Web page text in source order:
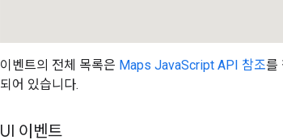
이벤트의 전체 목록은 Maps JavaScript API 참조를
되어 있습니다.
UI 이벤트